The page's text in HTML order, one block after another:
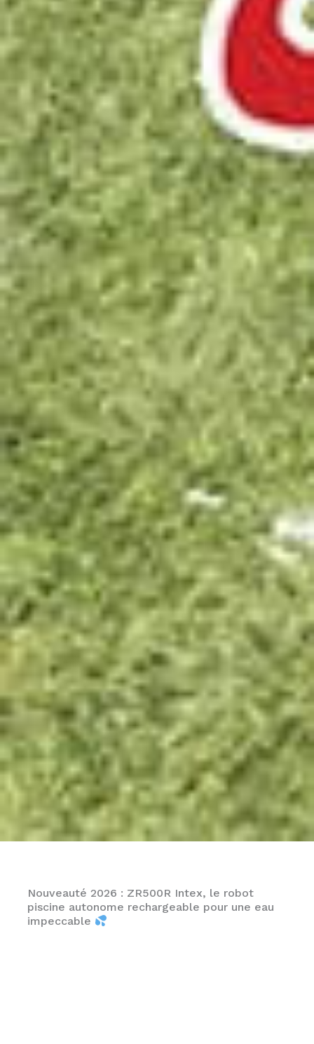
Nouveauté 2026 : ZR500R Intex, le robot
piscine autonome rechargeable pour une eau
impeccable